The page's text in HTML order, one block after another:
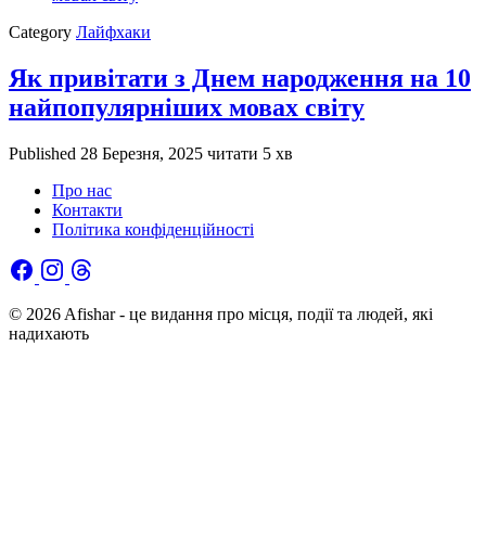
Category Лайфхаки
Як привітати з Днем народження на 10
найпопулярніших мовах світу
Published 28 Березня, 2025 читати 5 хв
Про нас
Контакти
Політика конфіденційності
© 2026 Afishar - це видання про місця, події та людей, які
надихають